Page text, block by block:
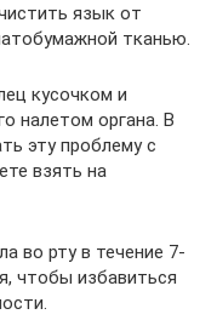
язык от
тканью.
кусочком и
налетом органа. В
эту проблему с
взять на
во рту в течение 7-
чтобы избавиться